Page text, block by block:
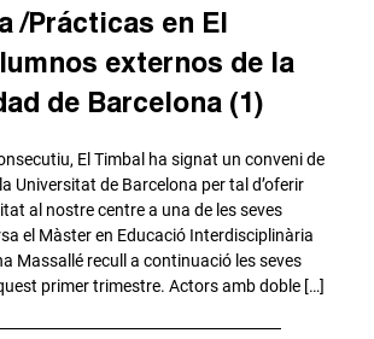
/Prácticas en El
externos de la
de Barcelona (1)
El Timbal ha signat un conveni de
Universitat de Barcelona per tal d’oferir
al nostre centre a una de les seves
el Màster en Educació Interdisciplinària
Massallé recull a continuació les seves
primer trimestre. Actors amb doble […]